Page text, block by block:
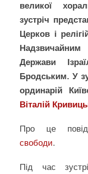
великої
зустріч
Церков і
Держави
Бродським. У
ординарій
Віталій
Про це
свободи.
Під час